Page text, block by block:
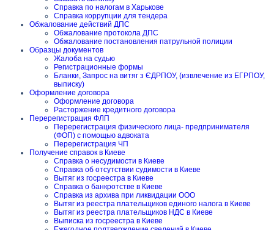
Справка по налогам в Харькове
Справка коррупции для тендера
Обжалование действий ДПС
Обжалование протокола ДПС
Обжалование постановления патрульной полиции
Образцы документов
Жалоба на судью
Регистрационные формы
Бланки, Запрос на витяг з ЄДРПОУ, (извлечение из ЕГРПОУ,
выписку)
Оформление договора
Оформление договора
Расторжение кредитного договора
Перерегистрация ФЛП
Перерегистрация физического лица- предпринимателя
(ФОП) с помощью адвоката
Перерегистрация ЧП
Получение справок в Киеве
Справка о несудимости в Киеве
Справка об отсутствии судимости в Киеве
Вытяг из госреестра в Киеве
Справка о банкротстве в Киеве
Справка из архива при ликвидации ООО
Вытяг из реестра плательщиков единого налога в Киеве
Вытяг из реестра плательщиков НДС в Киеве
Выписка из госреестра в Киеве